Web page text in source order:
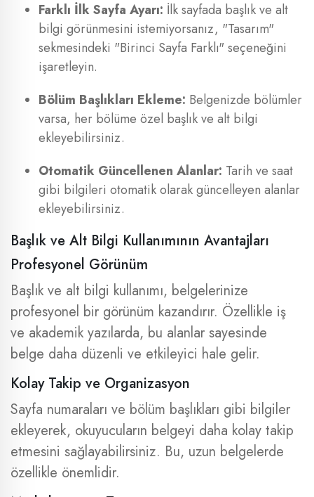
Farklı İlk Sayfa Ayarı: İlk sayfada başlık ve alt
bilgi görünmesini istemiyorsanız, "Tasarım"
sekmesindeki "Birinci Sayfa Farklı" seçeneğini
işaretleyin.
Bölüm Başlıkları Ekleme: Belgenizde bölümler
varsa, her bölüme özel başlık ve alt bilgi
ekleyebilirsiniz.
Otomatik Güncellenen Alanlar: Tarih ve saat
gibi bilgileri otomatik olarak güncelleyen alanlar
ekleyebilirsiniz.
Başlık ve Alt Bilgi Kullanımının Avantajları
Profesyonel Görünüm
Başlık ve alt bilgi kullanımı, belgelerinize
profesyonel bir görünüm kazandırır. Özellikle iş
ve akademik yazılarda, bu alanlar sayesinde
belge daha düzenli ve etkileyici hale gelir.
Kolay Takip ve Organizasyon
Sayfa numaraları ve bölüm başlıkları gibi bilgiler
ekleyerek, okuyucuların belgeyi daha kolay takip
etmesini sağlayabilirsiniz. Bu, uzun belgelerde
özellikle önemlidir.